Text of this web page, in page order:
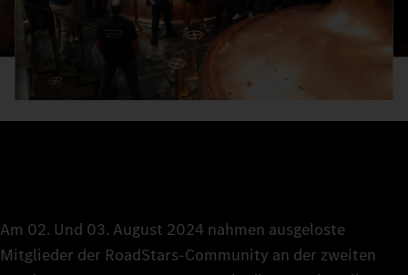
Am 02. Und 03. August 2024 nahmen ausgeloste
Mitglieder der RoadStars-Community an der zweiten